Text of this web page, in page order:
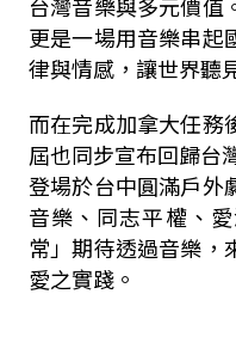
更是一場用音樂串
律與情感，讓世界聽
而在完成加拿大任務
屆也同步宣布回歸台
登場於台中圓滿戶外
音樂、同志平權、
常」期待透過音樂，
愛之實踐。